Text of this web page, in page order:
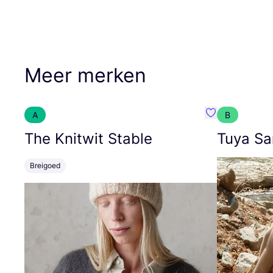
Meer merken
A
The Knitwit Stable
Breigoed
Favoriete
B
Tuya